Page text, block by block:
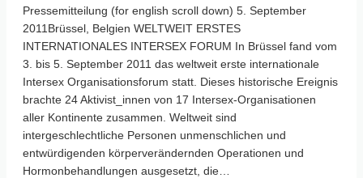
Pressemitteilung (for english scroll down) 5. September
2011Brüssel, Belgien WELTWEIT ERSTES
INTERNATIONALES INTERSEX FORUM In Brüssel fand vom
3. bis 5. September 2011 das weltweit erste internationale
Intersex Organisationsforum statt. Dieses historische Ereignis
brachte 24 Aktivist_innen von 17 Intersex-Organisationen
aller Kontinente zusammen. Weltweit sind
intergeschlechtliche Personen unmenschlichen und
entwürdigenden körperverändernden Operationen und
Hormonbehandlungen ausgesetzt, die…